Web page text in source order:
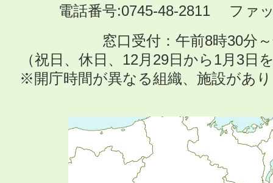
電話番号:0745-48-2811 ファ
窓口受付：午前8時30分
（祝日、休日、12月29日から1月3日
※開庁時間が異なる組織、施設があ